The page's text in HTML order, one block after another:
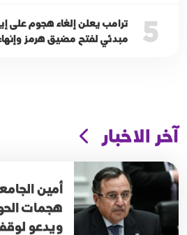
5
ترامب يعلن إلغاء هجوم على
مبدئي لفتح مضيق هرمز
آخر الاخبار
أمين
هجمات
ويدعو